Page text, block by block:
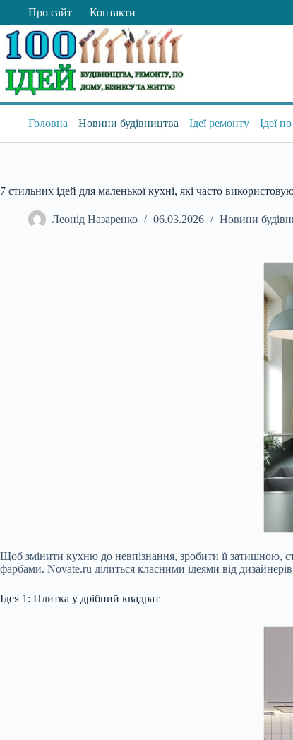
вмісту
Про сайт Контакти
Головна Новини будівництва Ідеї ремонту Ідеї
7 стильних ідей для маленької кухні, які часто
Леонід Назаренко 06.03.2026 Новини
Щоб змінити кухню до невпізнання, зробити її затишною,
фарбами. Novate.ru ділиться класними ідеями від
Ідея 1: Плитка у дрібний квадрат